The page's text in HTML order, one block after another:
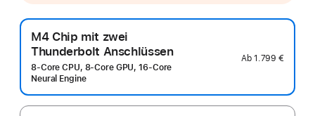
M4 Chip mit zwei
Thunderbolt Anschlüssen
8-Core CPU, 8-Core GPU, 16-Core
Neural Engine
Ab 1.799 €